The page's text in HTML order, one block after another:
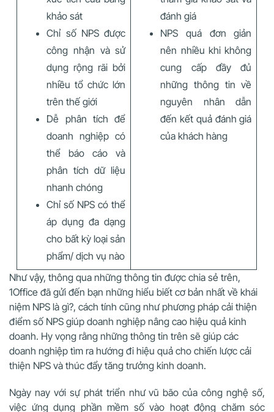
khảo sát
Chỉ số NPS được
công nhận và sử
dụng rộng rãi bởi
nhiều tổ chức lớn
trên thế giới
Dễ phân tích để
doanh nghiệp có
thể báo cáo và
phân tích dữ liệu
nhanh chóng
Chỉ số NPS có thể
áp dụng đa dạng
cho bất kỳ loại sản
phẩm/ dịch vụ nào
đánh giá
NPS quá đơn giản
nên nhiều khi không
cung cấp đầy đủ
những thông tin về
nguyên nhân dẫn
đến kết quả đánh giá
của khách hàng
Như vậy, thông qua những thông tin được chia sẻ trên,
1Office đã gửi đến bạn những hiểu biết cơ bản nhất về khái
niệm NPS là gì?, cách tính cũng như phương pháp cải thiện
điểm số NPS giúp doanh nghiệp nâng cao hiệu quả kinh
doanh. Hy vọng rằng những thông tin trên sẽ giúp các
doanh nghiệp tìm ra hướng đi hiệu quả cho chiến lược cải
thiện NPS và thúc đẩy tăng trưởng kinh doanh.
Ngày nay với sự phát triển như vũ bão của công nghệ số,
việc ứng dụng phần mềm số vào hoạt động chăm sóc